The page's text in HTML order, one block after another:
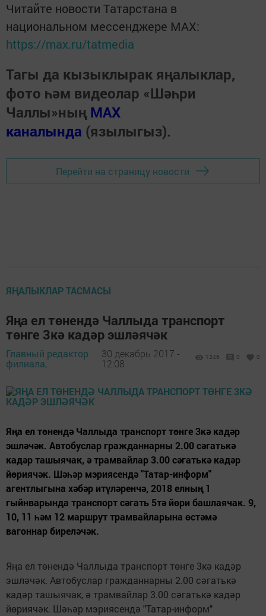
Читайте новости Татарстана в
национальном мессенджере MАХ:
https://max.ru/tatmedia
Тагы да кызыклырак яңалыклар,
фото һәм видеолар «Шәһри
Чаллы»ның MAX
каналында (язылыгыз).
Перейти на страницу новости
ЯҢАЛЫКЛАР ТАСМАСЫ
Яңа ел төнендә Чаллыда транспорт
төнге 3кә кадәр эшләячәк
Главный редактор
филиала,
30 декабрь 2017 -
12:08
1346 0 0
Яңа ел төнендә Чаллыда транспорт төнге 3кә кадәр
эшләчәк. Автобуслар гражданнарны 2.00 сәгатькә
кадәр ташыячак, ә трамвайлар 3.00 сәгатькә кадәр
йөриячәк. Шәһәр мэриясендә "Татар-информ"
агентлыгына хәбәр итүләренчә, 2018 елның 1
гыйнварында транспорт сәгать 5тә йөри башлаячак. 9,
10, 11 һәм 12 маршрут трамвайларына өстәмә
вагоннар биреләчәк.
Яңа ел төнендә Чаллыда транспорт төнге 3кә кадәр
эшләчәк. Автобуслар гражданнарны 2.00 сәгатькә
кадәр ташыячак, ә трамвайлар 3.00 сәгатькә кадәр
йөриячәк. Шәһәр мэриясендә "Татар-информ"